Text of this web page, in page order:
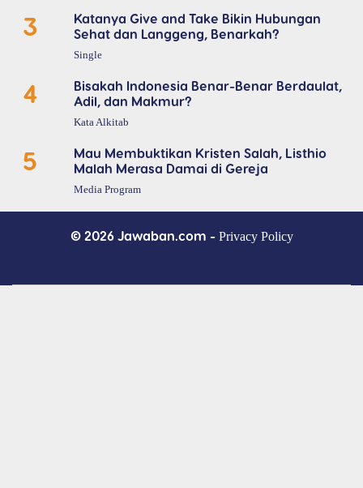
3
Katanya Give and Take Bikin Hubungan
Sehat dan Langgeng, Benarkah?
Single
4
Bisakah Indonesia Benar-Benar Berdaulat,
Adil, dan Makmur?
Kata Alkitab
5
Mau Membuktikan Kristen Salah, Listhio
Malah Merasa Damai di Gereja
Media Program
© 2026 Jawaban.com - Privacy Policy